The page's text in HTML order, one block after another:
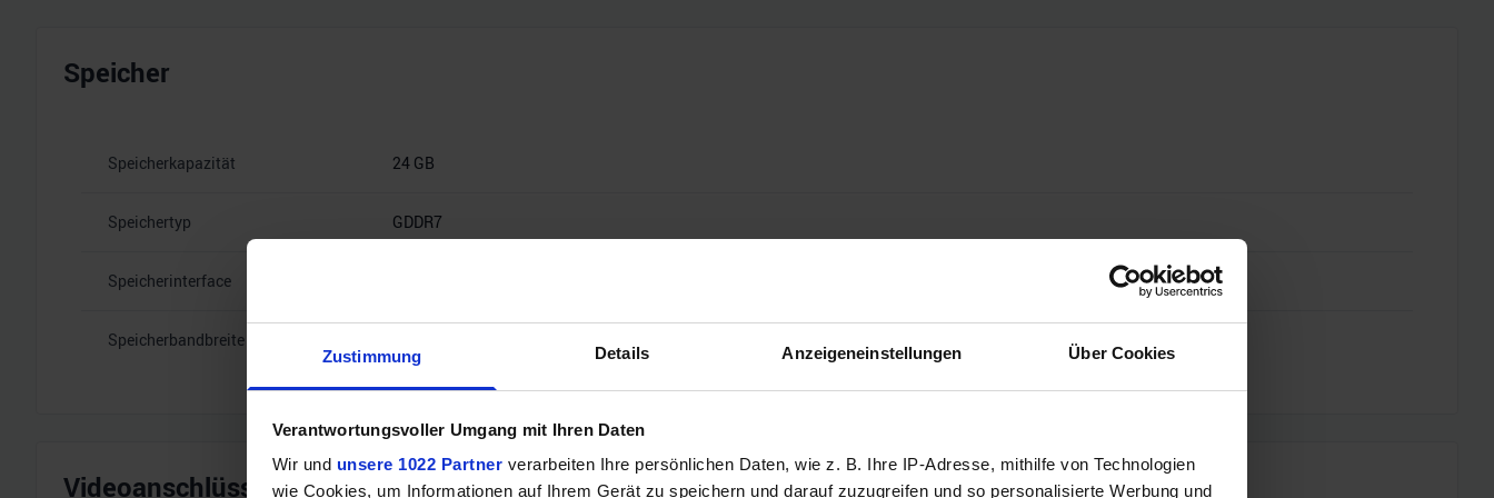
Zustimmung Details Anzeigeneinstellungen Über Cookies
Verantwortungsvoller Umgang mit Ihren Daten
Wir und unsere 1022 Partner verarbeiten Ihre persönlichen Daten, wie z. B. Ihre IP-Adresse, mithilfe von Technologien
wie Cookies, um Informationen auf Ihrem Gerät zu speichern und darauf zuzugreifen und so personalisierte Werbung und
Speicher
Speicherkapazität 24 GB
Speichertyp GDDR7
Speicherinterface
Speicherbandbreite
Videoanschlüsse